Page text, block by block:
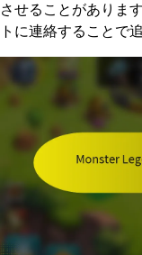
させることがありま
トに連絡することで